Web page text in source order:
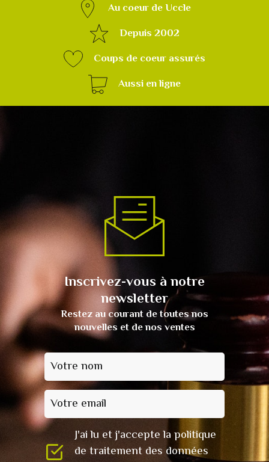
Au coeur de Uccle
Depuis 2002
Coups de coeur assurés
Aussi en ligne
Inscrivez-vous à notre
newsletter
Restez au courant de toutes nos
nouvelles et de nos ventes
Votre nom
Votre email
J'ai lu et j'accepte la politique
de traitement des données